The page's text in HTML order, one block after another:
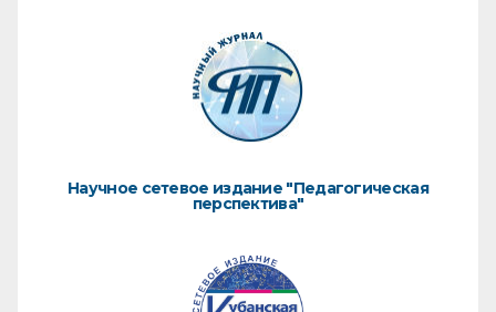
Научное сетевое издание "Педагогическая
перспектива"